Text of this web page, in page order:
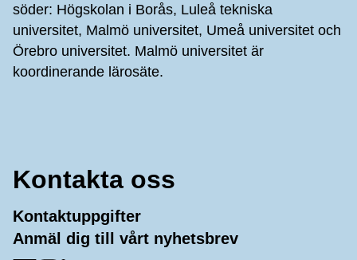
söder: Högskolan i Borås, Luleå tekniska
universitet, Malmö universitet, Umeå universitet och
Örebro universitet. Malmö universitet är
koordinerande lärosäte.
Kontakta oss
Kontaktuppgifter
Anmäl dig till vårt nyhetsbrev